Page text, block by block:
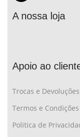
A nossa loja
Apoio ao
Trocas e Devoluções
Termos e Condições
Politica de